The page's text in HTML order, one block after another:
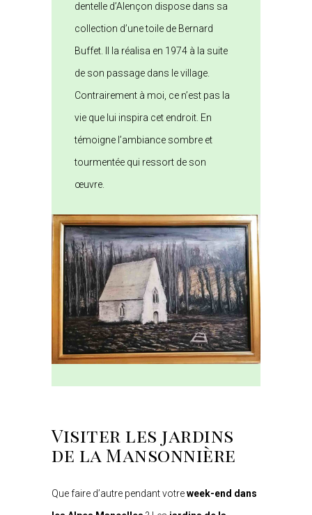
dentelle d’Alençon dispose dans sa
collection d’une toile de Bernard
Buffet. Il la réalisa en 1974 à la suite
de son passage dans le village.
Contrairement à moi, ce n’est pas la
vie que lui inspira cet endroit. En
témoigne l’ambiance sombre et
tourmentée qui ressort de son
œuvre.
Visiter les jardins
de la Mansonnière
Que faire d’autre pendant votreweek-end dans